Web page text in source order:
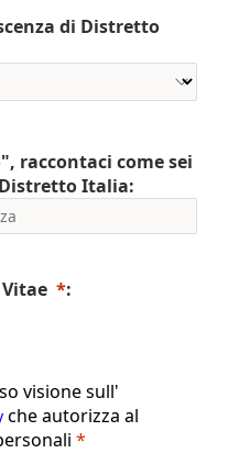
di Distretto
raccontaci come sei
Italia:
*:
visione sull'
che autorizza al
*